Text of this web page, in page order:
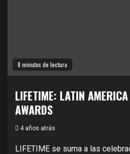
8 minutos de lectura
LIFETIME: LATIN
AWARDS
4 años atrás
LIFETIME se suma a las